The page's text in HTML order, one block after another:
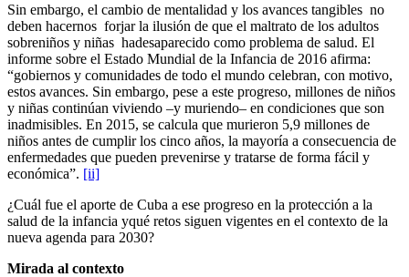
Sin embargo, el cambio de mentalidad y los avances tangibles no
deben hacernos forjar la ilusión de que el maltrato de los adultos
sobreniños y niñas hadesaparecido como problema de salud. El
informe sobre el Estado Mundial de la Infancia de 2016 afirma:
“gobiernos y comunidades de todo el mundo celebran, con motivo,
estos avances. Sin embargo, pese a este progreso, millones de niños
y niñas continúan viviendo –y muriendo– en condiciones que son
inadmisibles. En 2015, se calcula que murieron 5,9 millones de
niños antes de cumplir los cinco años, la mayoría a consecuencia de
enfermedades que pueden prevenirse y tratarse de forma fácil y
económica”. [ii]
¿Cuál fue el aporte de Cuba a ese progreso en la protección a la
salud de la infancia yqué retos siguen vigentes en el contexto de la
nueva agenda para 2030?
Mirada al contexto